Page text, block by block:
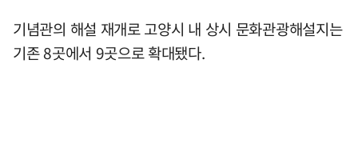
기념관의 해설 재개로 고양시 내 상시 문화관광해설지는
기존 8곳에서 9곳으로 확대됐다.